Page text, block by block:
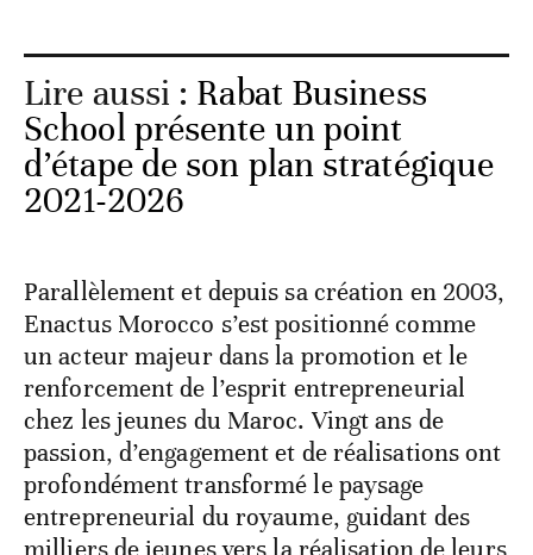
Lire aussi : Rabat Business
School présente un point
d’étape de son plan stratégique
2021-2026
Parallèlement et depuis sa création en 2003,
Enactus Morocco s’est positionné comme
un acteur majeur dans la promotion et le
renforcement de l’esprit entrepreneurial
chez les jeunes du Maroc. Vingt ans de
passion, d’engagement et de réalisations ont
profondément transformé le paysage
entrepreneurial du royaume, guidant des